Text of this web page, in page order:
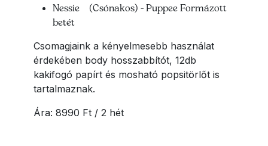
Nessie (Csónakos) - Puppee Formázott
betét
Csomagjaink a kényelmesebb használat
érdekében body hosszabbítót, 12db
kakifogó papírt és mosható popsitörlőt is
tartalmaznak.
Ára: 8990 Ft / 2 hét